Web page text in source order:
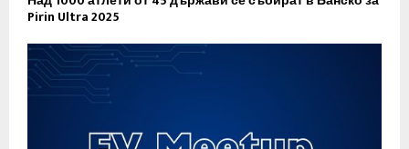
Pirin Ultra 2025